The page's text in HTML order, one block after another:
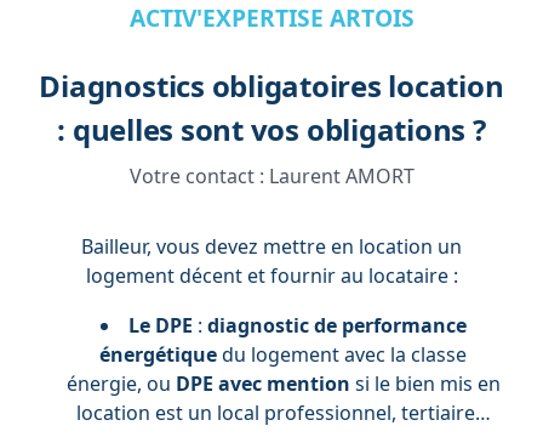
ACTIV'EXPERTISE ARTOIS
Diagnostics obligatoires location
: quelles sont vos obligations ?
Votre contact : Laurent AMORT
Bailleur, vous devez mettre en location un
logement décent et fournir au locataire :
Le DPE : diagnostic de performance
énergétiquedu logement avec la classe
énergie, ou DPE avec mention si le bien mis en
location est un local professionnel, tertiaire…